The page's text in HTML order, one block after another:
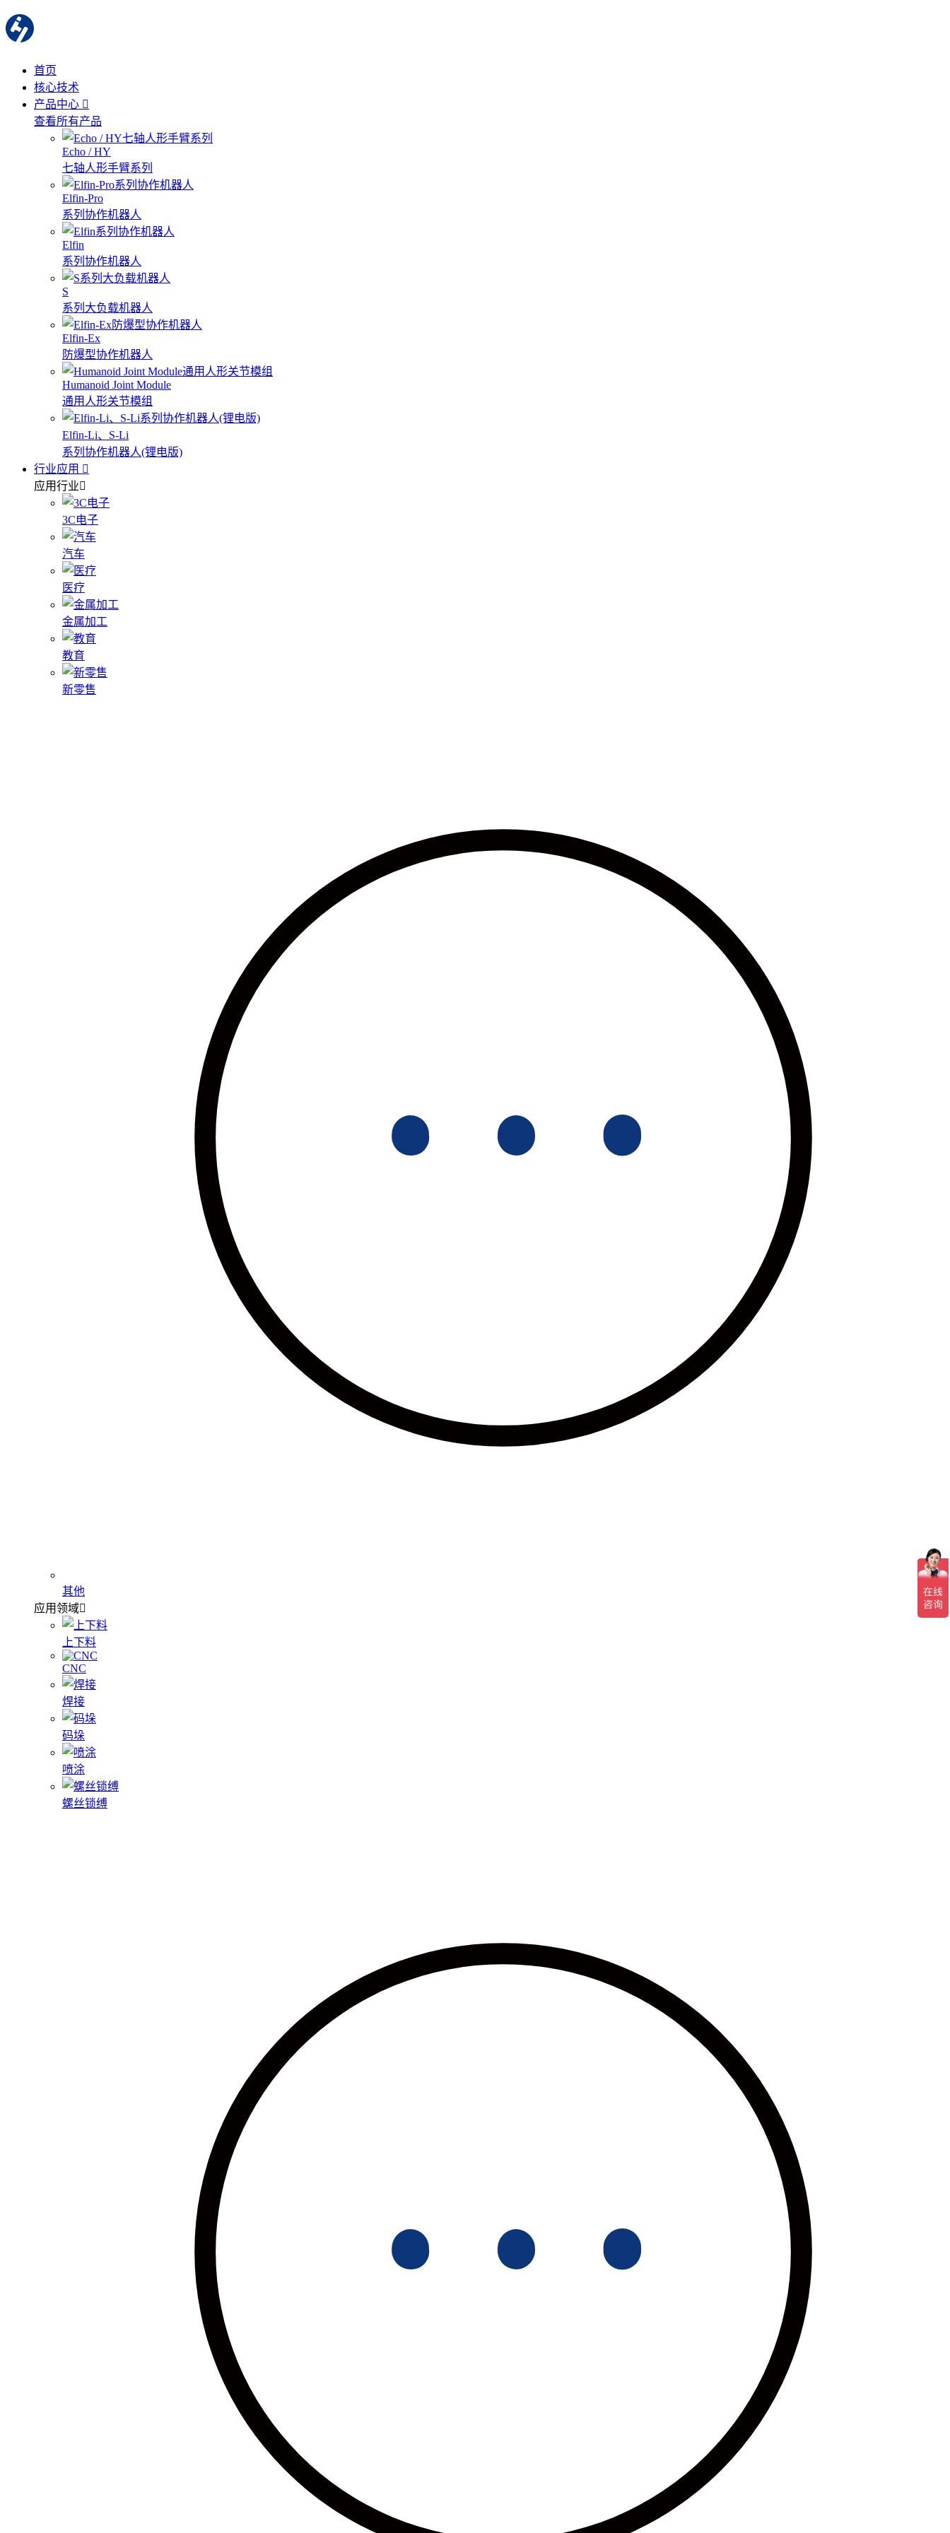
首页
核心技术
产品中心
查看所有产品
Echo / HY
七轴人形手臂系列
Elfin-Pro
系列协作机器人
Elfin
系列协作机器人
S
系列大负载机器人
Elfin-Ex
防爆型协作机器人
Humanoid Joint Module
通用人形关节模组
Elfin-Li、S-Li
系列协作机器人(锂电版)
行业应用
应用行业
3C电子
汽车
医疗
金属加工
教育
新零售
其他
应用领域
上下料
CNC
焊接
码垛
喷涂
螺丝锁缚